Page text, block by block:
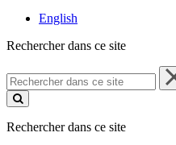
English
Rechercher dans ce site
Rechercher
dans
ce
Rechercher dans ce site